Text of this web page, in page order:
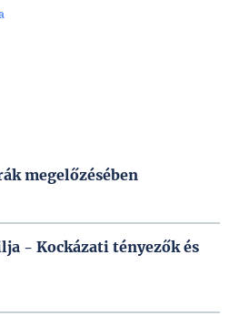
megelőzésében
- Kockázati tényezők és